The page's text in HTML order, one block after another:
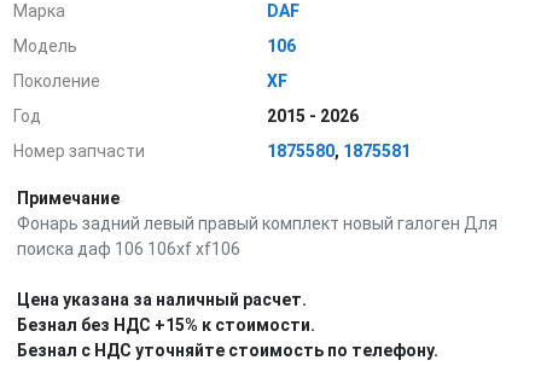
Марка
DAF
Модель
106
Поколение
XF
Год
2015 - 2026
Номер запчасти
1875580, 1875581
Примечание
Фонарь задний левый правый комплект новый галоген Для
поиска даф 106 106xf xf106
Цена указана за наличный расчет.
Безнал без НДС +15% к стоимости.
Безнал с НДС уточняйте стоимость по телефону.